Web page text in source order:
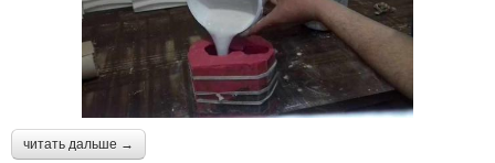
читать дальше →